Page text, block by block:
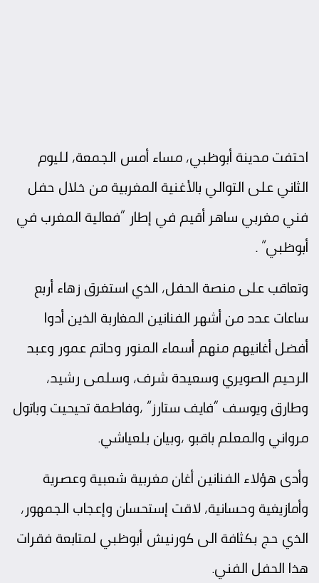
احتفت مدينة أبوظبي، مساء أمس الجمعة، لليوم
الثاني على التوالي بالأغنية المغربية من خلال حفل
فني مغربي ساهر أقيم في إطار “فعالية المغرب في
أبوظبي” .
وتعاقب على منصة الحفل، الذي استغرق زهاء أربع
ساعات عدد من أشهر الفنانين المغاربة الذين أدوا
أفضل أغانيهم منهم أسماء المنور وحاتم عمور وعبد
الرحيم الصويري وسعيدة شرف، وسلمى رشيد،
وطارق ويوسف “فايف ستارز” ،وفاطمة تحيحيت وباتول
مرواني والمعلم باقبو ،وبيان بلعياشي.
وأدى هؤلاء الفنانين أغان مغربية شعبية وعصرية
وأمازيغية وحسانية، لاقت إستحسان وإعجاب الجمهور،
الذي حج بكثافة الى كورنيش أبوظبي لمتابعة فقرات
هذا الحفل الفني.